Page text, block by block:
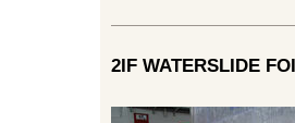
2IF WATERSLIDE